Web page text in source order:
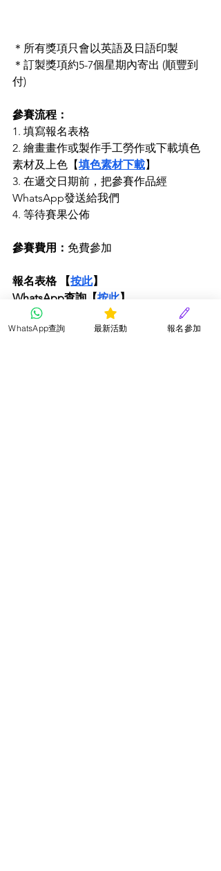
＊所有獎項只會以英語及日語印製
＊訂製獎項約5-7個星期內寄出 (順豐到
付)
參賽流程：
1. 填寫報名表格
2. 繪畫畫作或製作手工勞作或下載填色
素材及上色【填色素材下載】
3. 在遞交日期前，把參賽作品經
WhatsApp發送給我們
4. 等待賽果公佈
參賽費用： 免費參加
報名表格 【按此】
WhatsApp查詢【按此】
WhatsApp查詢 最新活動 報名參加